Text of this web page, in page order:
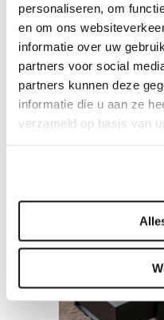
personaliseren, om
en om ons
informatie over uw
partners voor social
partners kunnen deze
informatie die u aan ze
verzameld op basis van